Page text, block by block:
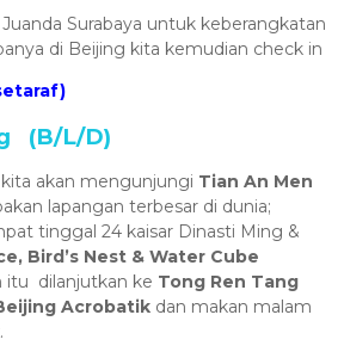
Surabaya untuk keberangkatan
di Beijing kita kemudian check in
(B/L/D)
akan mengunjungi Tian An Men
lapangan terbesar di dunia;
tinggal 24 kaisar Dinasti Ming &
Bird’s Nest & Water Cube
itu dilanjutkan ke Tong Ren Tang
Acrobatik dan makan malam
.